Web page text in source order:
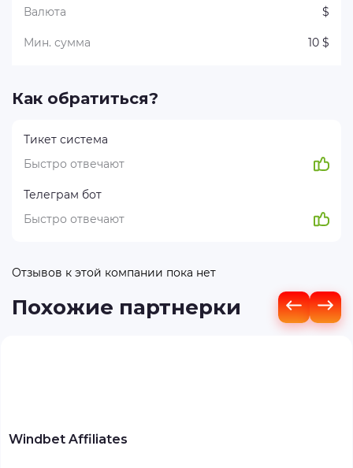
Валюта $
Мин. сумма 10 $
Как обратиться?
Тикет система
Быстро отвечают
Телеграм бот
Быстро отвечают
Отзывов к этой компании пока нет
Похожие партнерки
Windbet Affiliates